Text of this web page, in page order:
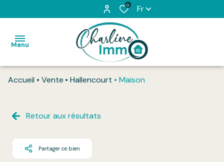
0 Fr
Menu
Acheter
L'équipe
Accueil Vente Hallencourt Maison
Retour aux résultats
Partager ce bien